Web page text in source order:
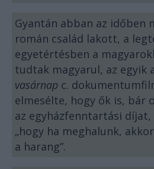
Gyantán abban az időben
román család lakott, a
egyetértésben a
tudtak magyarul, az egyik
vasárnap c.
elmesélte, hogy ők is, bár
az egyházfenntartási
„hogy ha meghalunk,
a harang”.